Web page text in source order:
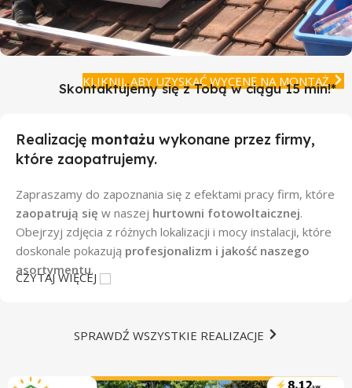
MontażKLIKNIJ, ABY UZYSKAĆ WYCENĘ NA MONTAŻ
Skontaktujemy się z Tobą w ciągu 15 min!*
Realizację montażu wykonane przez firmy,
które zaopatrujemy.
Zapraszamy do zapoznania się z efektami pracy firm, które
zaopatrują się w naszej hurtowni fotowoltaicznej.
Obejrzyj zdjęcia z różnych lokalizacji i mocy instalacji, które
doskonale pokazują profesjonalizm i jakość naszego
asortymentu.
zobaczyć, jakróżnorodne i efektywne mogą być
projektów, po duże, przemysłowe przedsięwzięcia. Nasz
CZYTAJ WIĘCEJ
SPRAWDŹ WSZYSTKIE REALIZACJE